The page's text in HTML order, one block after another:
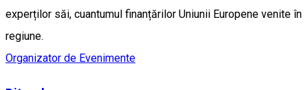
experților săi, cuantumul finanțărilor Uniunii Europene venite în
regiune.
Organizator de Evenimente